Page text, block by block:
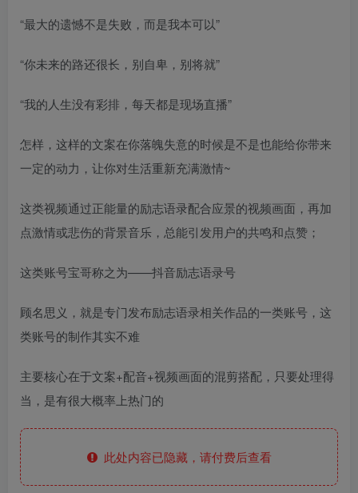
“最大的遗憾不是失败，而是我本可以”
“你未来的路还很长，别自卑，别将就”
“我的人生没有彩排，每天都是现场直播”
怎样，这样的文案在你落魄失意的时候是不是也能给你带来
一定的动力，让你对生活重新充满激情~
这类视频通过正能量的励志语录配合应景的视频画面，再加
点激情或悲伤的背景音乐，总能引发用户的共鸣和点赞；
这类账号宝哥称之为——抖音励志语录号
顾名思义，就是专门发布励志语录相关作品的一类账号，这
类账号的制作其实不难
主要核心在于文案+配音+视频画面的混剪搭配，只要处理得
当，是有很大概率上热门的
此处内容已隐藏，请付费后查看